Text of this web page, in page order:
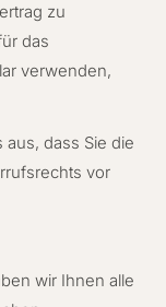
zu
das
verwenden,
dass Sie die
vor
wir Ihnen alle